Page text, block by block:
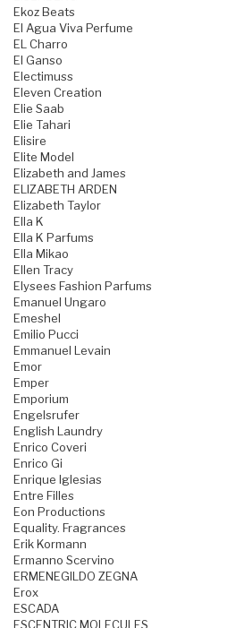
Ekoz Beats
El Agua Viva Perfume
EL Charro
El Ganso
Electimuss
Eleven Creation
Elie Saab
Elie Tahari
Elisire
Elite Model
Elizabeth and James
ELIZABETH ARDEN
Elizabeth Taylor
Ella K
Ella K Parfums
Ella Mikao
Ellen Tracy
Elysees Fashion Parfums
Emanuel Ungaro
Emeshel
Emilio Pucci
Emmanuel Levain
Emor
Emper
Emporium
Engelsrufer
English Laundry
Enrico Coveri
Enrico Gi
Enrique Iglesias
Entre Filles
Eon Productions
Equality. Fragrances
Erik Kormann
Ermanno Scervino
ERMENEGILDO ZEGNA
Erox
ESCADA
ESCENTRIC MOLECULES